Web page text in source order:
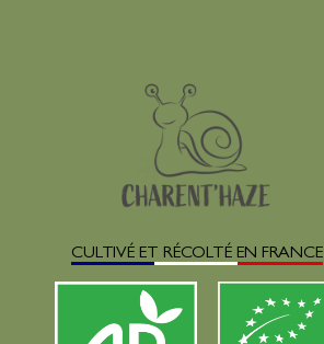
CULTIVÉ ET RÉCOLTÉ EN FRANCE